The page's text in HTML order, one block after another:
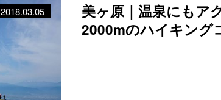
美ヶ原｜温泉にもア
2000mのハイキング
2018.03.05